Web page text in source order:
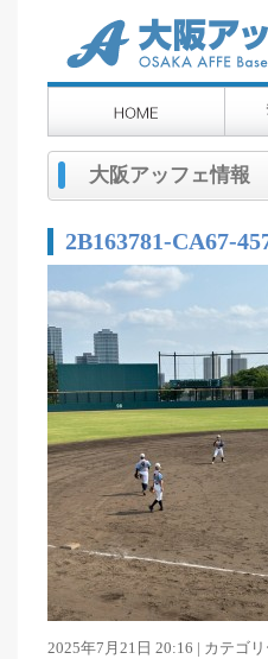
大阪アッフェ情報
2B163781-CA67-
2025年7月21日 20:16 | カテゴリ